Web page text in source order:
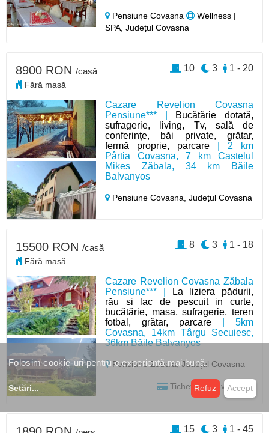
Pensiune Covasna
Wellness |
SPA, Județul Covasna
Cazare Revelion Covasna
Pensiune*** | Bucătărie dotată,
sufragerie, living, Tv, sală de
conferințe, băi private, grătar,
fermă proprie, parcare | 2 km
Pârtia Covasna, 7 km Castelul
Mikes Zăbala, 34 km Băile
Balvanyos
Pensiune Covasna,Județul Covasna
8900 RON /casă
Fără masă
1 - 20
3
10
Cazare Revelion Covasna Zăbala
Pensiune*** |
La liziera pădurii,
rău si lac de pescuit in curte,
bucătărie, masa, sufragerie, teren
fotbal, grătar, parcare | 5km
Covasna, 14km Târgu Secuiesc,
36km Băile Balvanyos
Pensiune Zăbala,Județul Covasna
Tichet | Card vacanță
15500 RON /casă
Fără masă
1 - 18
3
8
1 - 45
3
15
Folosim cookie-uri pentru o experiență mai bună.
Setări... Refuz Accept